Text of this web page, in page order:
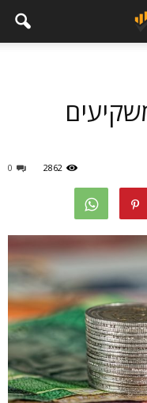
0 2862